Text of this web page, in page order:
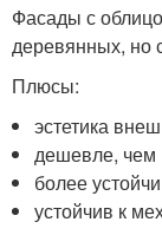
Фасады с
деревянных, но
Плюсы:
эстетика
дешевле, чем
более
устойчив к